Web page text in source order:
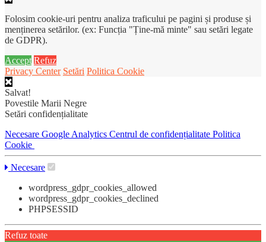
Folosim cookie-uri pentru analiza traficului pe pagini și produse și
menținerea setărilor. (ex: Funcția "Ține-mă minte" sau setări legate
de GDPR).
Accept Refuz
Privacy Center Setări Politica Cookie
Salvat!
Povestile Marii Negre
Setări confidențialitate
Necesare Google Analytics Centrul de confidențialitate Politica
Cookie
Necesare
wordpress_gdpr_cookies_allowed
wordpress_gdpr_cookies_declined
PHPSESSID
Refuz toate